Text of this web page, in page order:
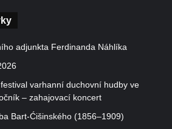
adjunkta Ferdinanda Náhlíka
varhanní duchovní hudby ve
– zahajovací koncert
Bart-Ćišinského (1856–1909)